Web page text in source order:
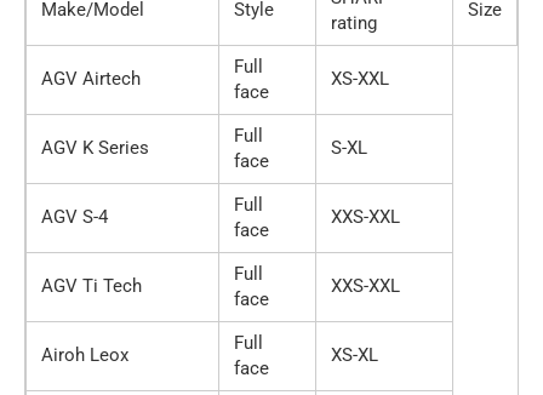
Make/Model Style
rating
Size
AGV Airtech
Full
face
XS-XXL
AGV K Series
Full
face
S-XL
AGV S-4
Full
face
XXS-XXL
AGV Ti Tech
Full
face
XXS-XXL
Airoh Leox
Full
face
XS-XL